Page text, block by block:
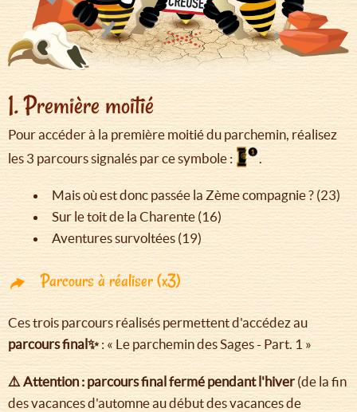
1. Première moitié
Pour accéder à la première moitié du parchemin, réalisez
les 3 parcours signalés par ce symbole :
.
Mais où est donc passée la Zème compagnie ? (23)
Sur le toit de la Charente (16)
Aventures survoltées (19)
Parcours à réaliser (x3)
Ces trois parcours réalisés permettent d'accédez au
parcours final✨: « Le parchemin des Sages - Part. 1 »
⚠️ Attention : parcours final fermé pendant l'hiver(de la fin
des vacances d'automne au début des vacances de